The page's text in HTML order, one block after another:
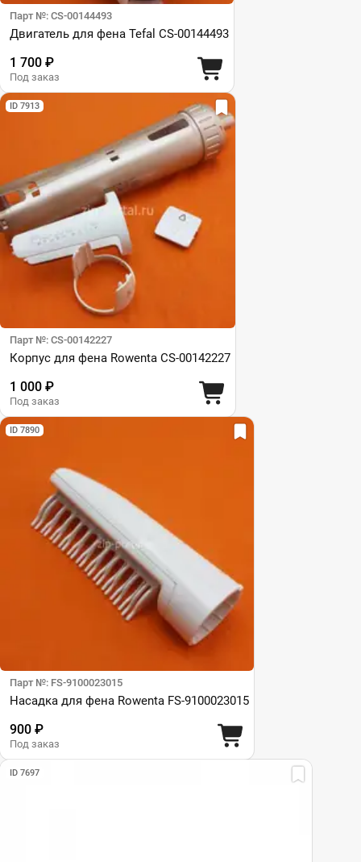
Парт №: CS-00144493
Двигатель для фена Tefal CS-00144493
1 700 ₽
Под заказ
ID 7913
Парт №: CS-00142227
Корпус для фена Rowenta CS-00142227
1 000 ₽
Под заказ
ID 7890
Парт №: FS-9100023015
Насадка для фена Rowenta FS-9100023015
900 ₽
Под заказ
ID 7697